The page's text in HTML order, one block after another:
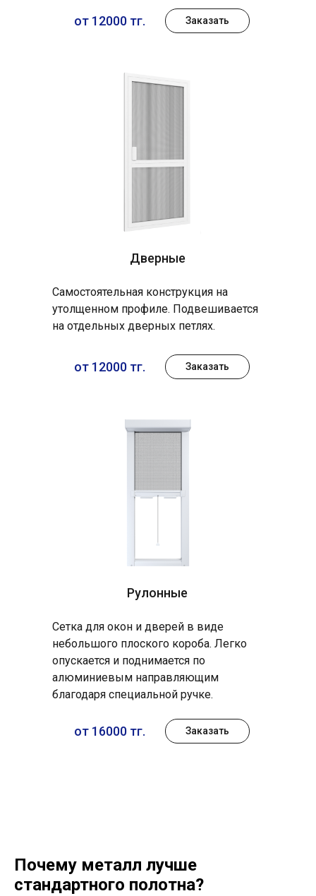
Дверные
Рулонные
Самостоятельная конструкция на
утолщенном профиле. Подвешивается
на отдельных дверных петлях.
Сетка для окон и дверей в виде
небольшого плоского короба. Легко
опускается и поднимается по
алюминиевым направляющим
благодаря специальной ручке.
от 12000 тг.
от 12000 тг.
от 16000 тг.
Заказать
Заказать
Заказать
Почему металл лучше
стандартного полотна?